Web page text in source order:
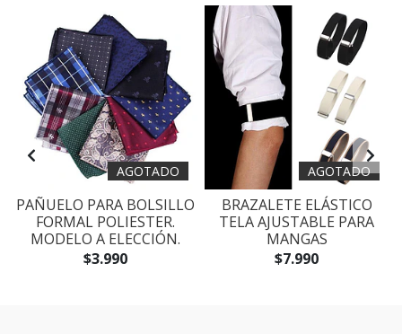
AGOTADO
PAÑUELO PARA BOLSILLO
FORMAL POLIESTER.
MODELO A ELECCIÓN.
$3.990
AGOTADO
BRAZALETE ELÁSTICO
TELA AJUSTABLE PARA
MANGAS
$7.990